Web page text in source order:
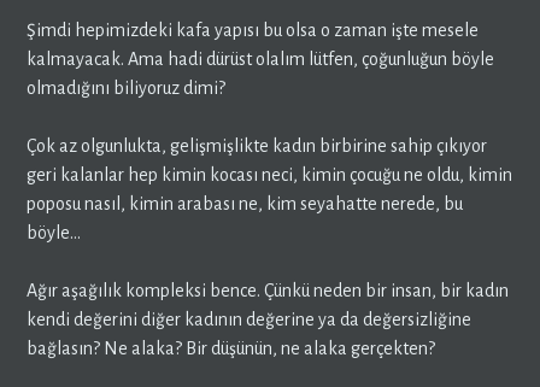
Şimdi hepimizdeki kafa yapısı bu olsa o zaman işte mesele
kalmayacak. Ama hadi dürüst olalım lütfen, çoğunluğun böyle
olmadığını biliyoruz dimi?
Çok az olgunlukta, gelişmişlikte kadın birbirine sahip çıkıyor
geri kalanlar hep kimin kocası neci, kimin çocuğu ne oldu, kimin
poposu nasıl, kimin arabası ne, kim seyahatte nerede, bu
böyle…
Ağır aşağılık kompleksi bence. Çünkü neden bir insan, bir kadın
kendi değerini diğer kadının değerine ya da değersizliğine
bağlasın? Ne alaka? Bir düşünün, ne alaka gerçekten?